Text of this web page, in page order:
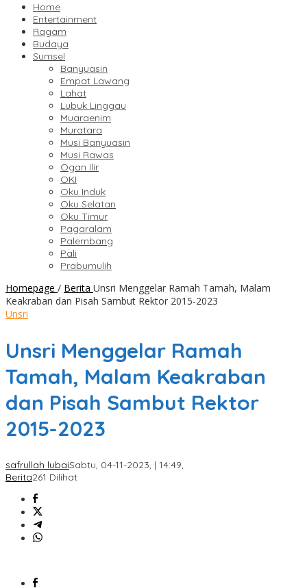
Home
Entertainment
Ragam
Budaya
Sumsel
Banyuasin
Empat Lawang
Lahat
Lubuk Linggau
Muaraenim
Muratara
Musi Banyuasin
Musi Rawas
Ogan Ilir
OKI
Oku Induk
Oku Selatan
Oku Timur
Pagaralam
Palembang
Pali
Prabumulih
Homepage / Berita Unsri Menggelar Ramah Tamah, Malam
Keakraban dan Pisah Sambut Rektor 2015-2023
Unsri
Unsri Menggelar Ramah
Tamah, Malam Keakraban
dan Pisah Sambut Rektor
2015-2023
safrullah lubaiSabtu, 04-11-2023, | 14:49,
Berita261 Dilihat